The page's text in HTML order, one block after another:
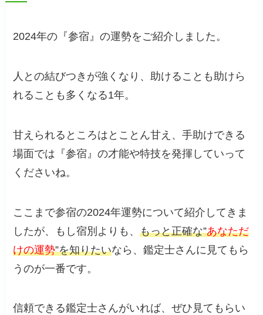
2024年の『参宿』の運勢をご紹介しました。
人との結びつきが強くなり、助けることも助けら
れることも多くなる1年。
甘えられるところはとことん甘え、手助けできる
場面では『参宿』の才能や特技を発揮していって
くださいね。
ここまで参宿の2024年運勢について紹介してきま
したが、もし宿別よりも、もっと正確な”あなただ
けの運勢”を知りたいなら、鑑定士さんに見てもら
うのが一番です。
信頼できる鑑定士さんがいれば、ぜひ見てもらい